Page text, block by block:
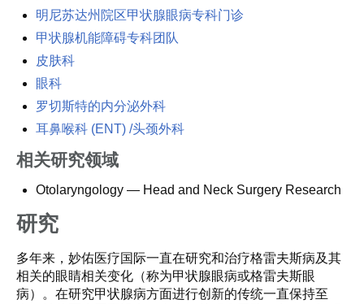
明尼苏达州院区甲状腺眼病专科门诊
甲状腺机能障碍专科团队
皮肤科
眼科
罗切斯特的内分泌外科
耳鼻喉科 (ENT) /头颈外科
相关研究领域
Otolaryngology — Head and Neck Surgery Research
研究
多年来，妙佑医疗国际一直在研究和治疗格雷夫斯病及其
相关的眼睛相关变化（称为甲状腺眼病或格雷夫斯眼
病）。在研究甲状腺病方面进行创新的传统一直保持至